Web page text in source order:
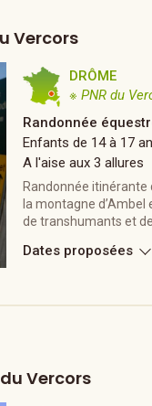
Vercors
DRÔME
※ PNR du
Randonnée
Enfants de 14 à 17
A l'aise aux 3 allures
Randonnée itinérante
la montagne
de transhumants et de
Dates proposées
Vercors